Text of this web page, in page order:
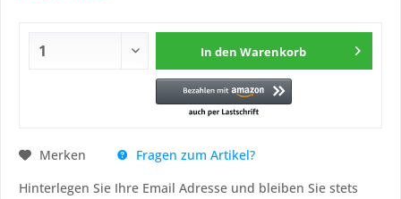
In den Warenkorb
Merken
Fragen zum Artikel?
Hinterlegen Sie Ihre Email Adresse und bleiben Sie stets